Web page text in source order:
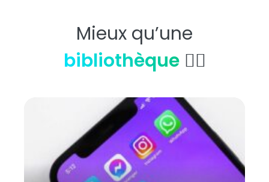
Mieux qu’une
bibliothèque👇🏼